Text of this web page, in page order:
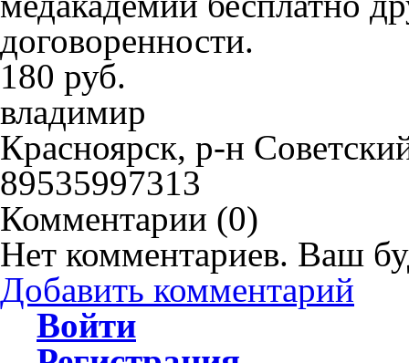
договоренности.
180 руб.
владимир
Красноярск, р-н
89535997313
Комментарии (0)
Нет комментариев. Ваш
Добавить комментарий
Войти